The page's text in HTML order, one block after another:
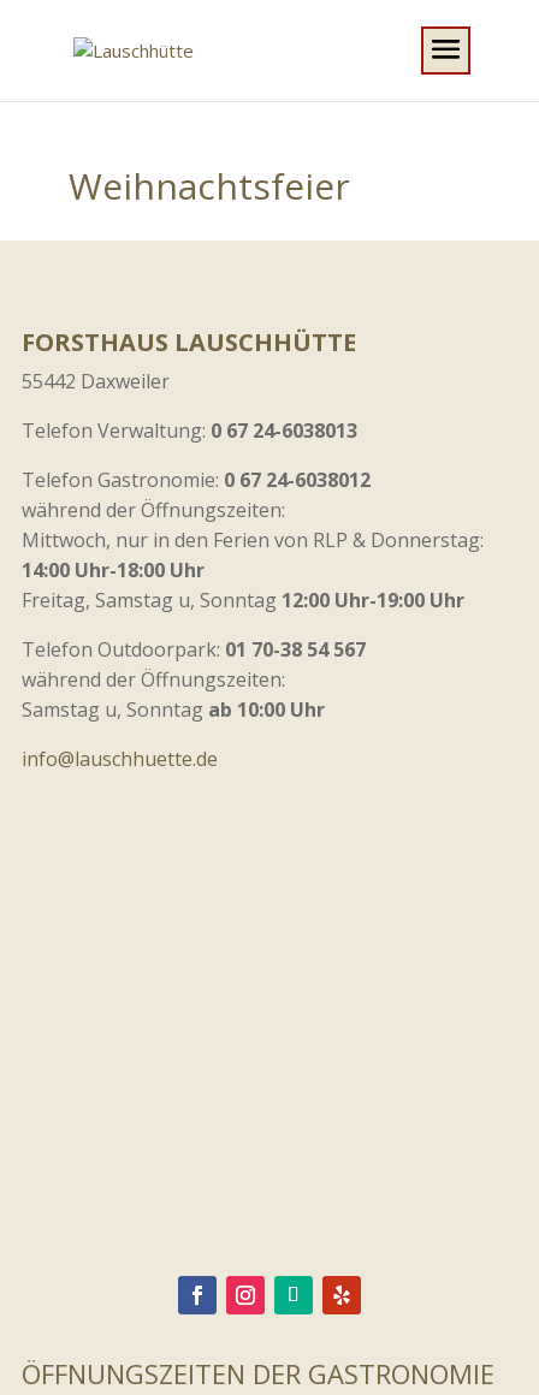
Weihnachtsfeier
FORSTHAUS LAUSCHHÜTTE
55442 Daxweiler
Telefon Verwaltung: 0 67 24-6038013
Telefon Gastronomie: 0 67 24-6038012
während der Öffnungszeiten:
Mittwoch, nur in den Ferien von RLP & Donnerstag:
14:00 Uhr-18:00 Uhr
Freitag, Samstag u, Sonntag 12:00 Uhr-19:00 Uhr
Telefon Outdoorpark: 01 70-38 54 567
während der Öffnungszeiten:
Samstag u, Sonntagab 10:00 Uhr
info@lauschhuette.de
ÖFFNUNGSZEITEN DER GASTRONOMIE